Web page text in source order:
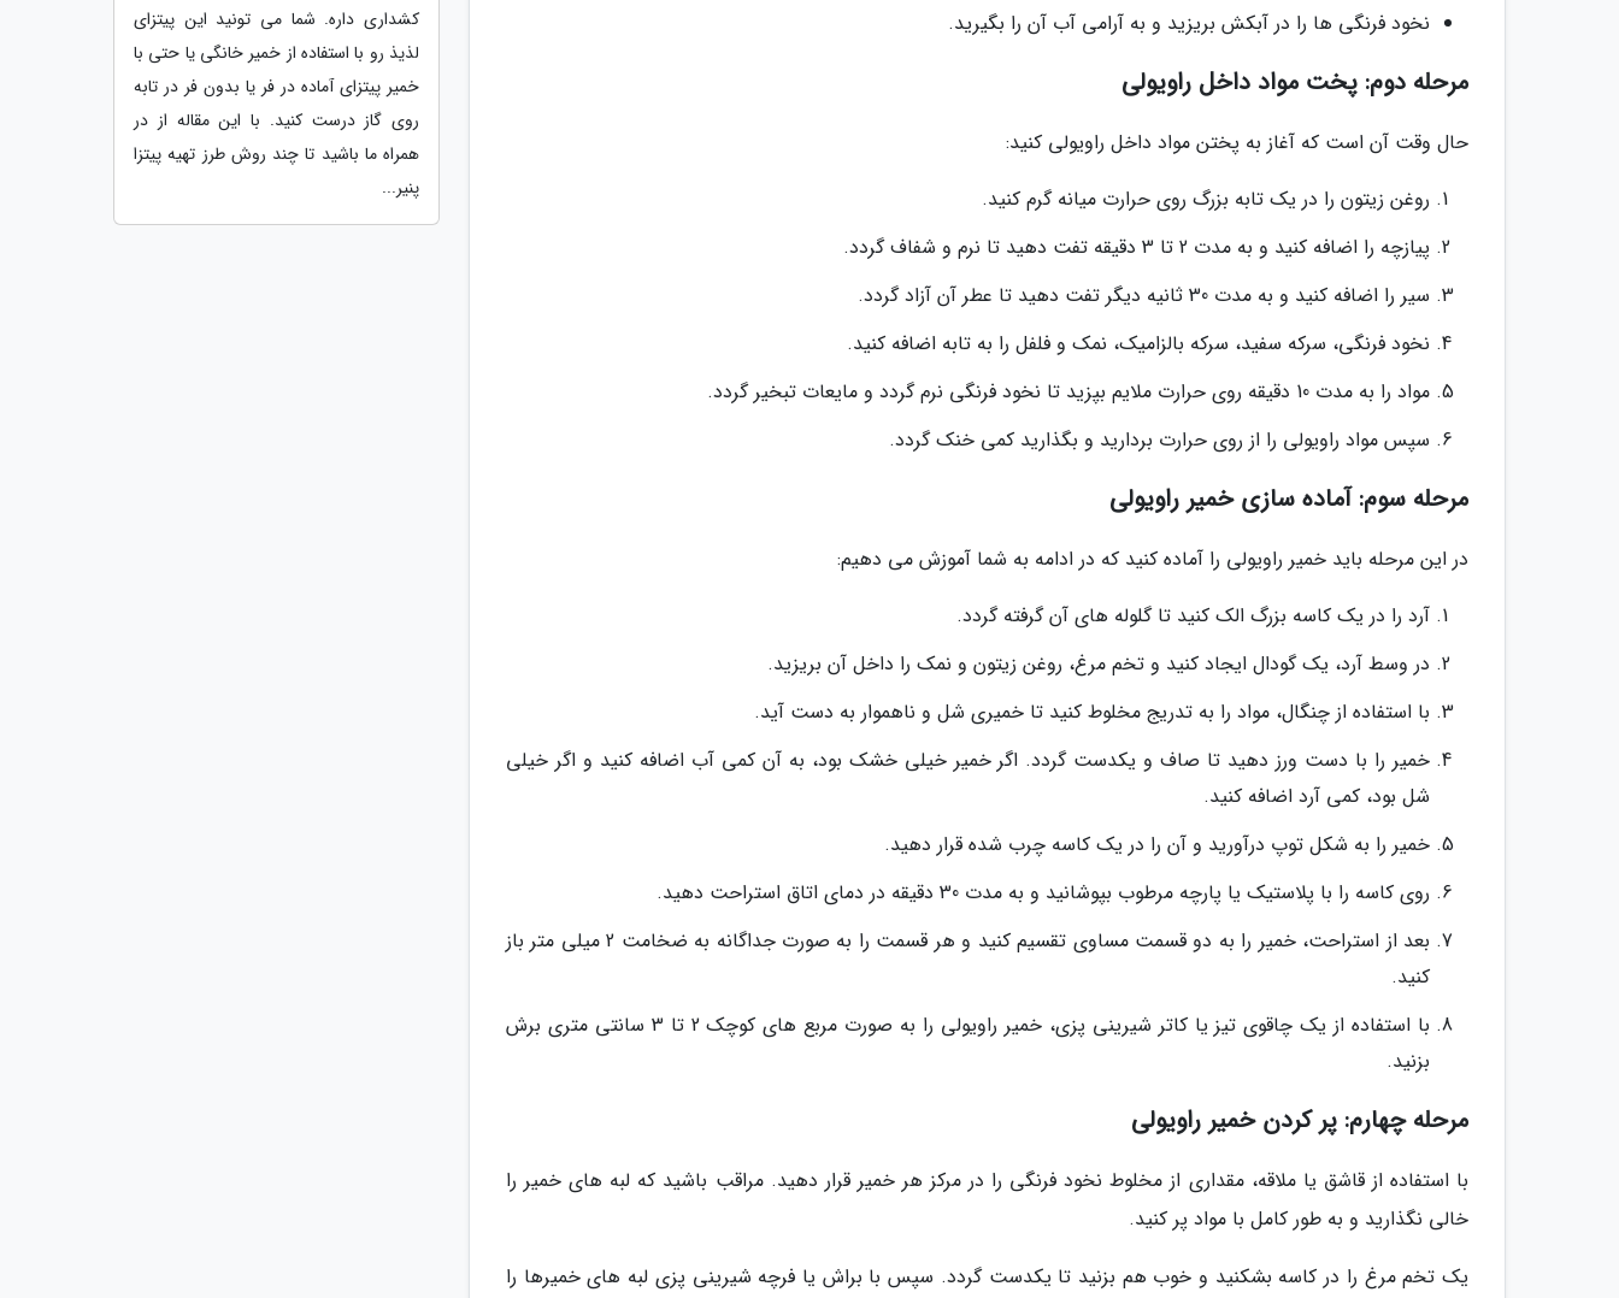
نخود فرنگی ها را در آبکش بریزید و به آرامی آب آن را بگیرید.
مرحله دوم: پخت مواد داخل راویولی
حال وقت آن است که آغاز به پختن مواد داخل راویولی کنید:
روغن زیتون را در یک تابه بزرگ روی حرارت میانه گرم کنید.
پیازچه را اضافه کنید و به مدت 2 تا 3 دقیقه تفت دهید تا نرم و شفاف گردد.
سیر را اضافه کنید و به مدت 30 ثانیه دیگر تفت دهید تا عطر آن آزاد گردد.
نخود فرنگی، سرکه سفید، سرکه بالزامیک، نمک و فلفل را به تابه اضافه کنید.
مواد را به مدت 10 دقیقه روی حرارت ملایم بپزید تا نخود فرنگی نرم گردد و مایعات تبخیر گردد.
سپس مواد راویولی را از روی حرارت بردارید و بگذارید کمی خنک گردد.
مرحله سوم: آماده سازی خمیر راویولی
در این مرحله باید خمیر راویولی را آماده کنید که در ادامه به شما آموزش می دهیم:
آرد را در یک کاسه بزرگ الک کنید تا گلوله های آن گرفته گردد.
در وسط آرد، یک گودال ایجاد کنید و تخم مرغ، روغن زیتون و نمک را داخل آن بریزید.
با استفاده از چنگال، مواد را به تدریج مخلوط کنید تا خمیری شل و ناهموار به دست آید.
خمیر را با دست ورز دهید تا صاف و یکدست گردد. اگر خمیر خیلی خشک بود، به آن کمی آب اضافه کنید و اگر خیلی
شل بود، کمی آرد اضافه کنید.
خمیر را به شکل توپ درآورید و آن را در یک کاسه چرب شده قرار دهید.
روی کاسه را با پلاستیک یا پارچه مرطوب بپوشانید و به مدت 30 دقیقه در دمای اتاق استراحت دهید.
بعد از استراحت، خمیر را به دو قسمت مساوی تقسیم کنید و هر قسمت را به صورت جداگانه به ضخامت 2 میلی متر باز
کنید.
با استفاده از یک چاقوی تیز یا کاتر شیرینی پزی، خمیر راویولی را به صورت مربع های کوچک 2 تا 3 سانتی متری برش
بزنید.
مرحله چهارم: پر کردن خمیر راویولی
با استفاده از قاشق یا ملاقه، مقداری از مخلوط نخود فرنگی را در مرکز هر خمیر قرار دهید. مراقب باشید که لبه های خمیر را
خالی نگذارید و به طور کامل با مواد پر کنید.
یک تخم مرغ را در کاسه بشکنید و خوب هم بزنید تا یکدست گردد. سپس با براش یا فرچه شیرینی پزی لبه های خمیرها را
کشداری داره. شما می تونید این پیتزای
لذیذ رو با استفاده از خمیر خانگی یا حتی با
خمیر پیتزای آماده در فر یا بدون فر در تابه
روی گاز درست کنید. با این مقاله از در
همراه ما باشید تا چند روش طرز تهیه پیتزا
پنیر...